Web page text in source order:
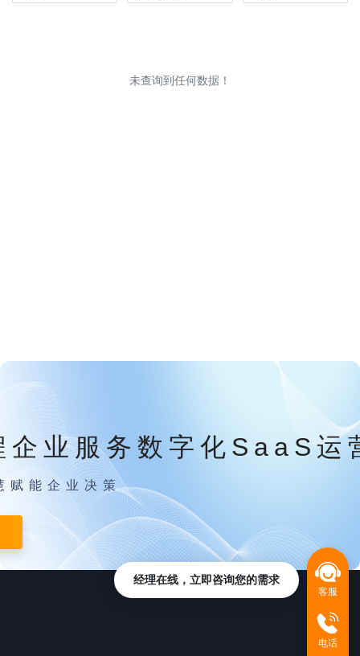
未查询到任何数据！
企业服务数字化SaaS运
赋能企业决策
客服
电话
经理在线，立即咨询您的需求